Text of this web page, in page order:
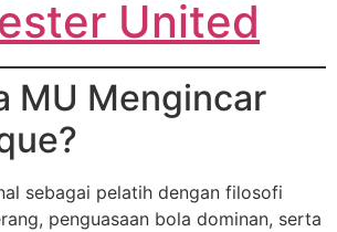
United
MU Mengincar
sebagai pelatih dengan filosofi
penguasaan bola dominan, serta